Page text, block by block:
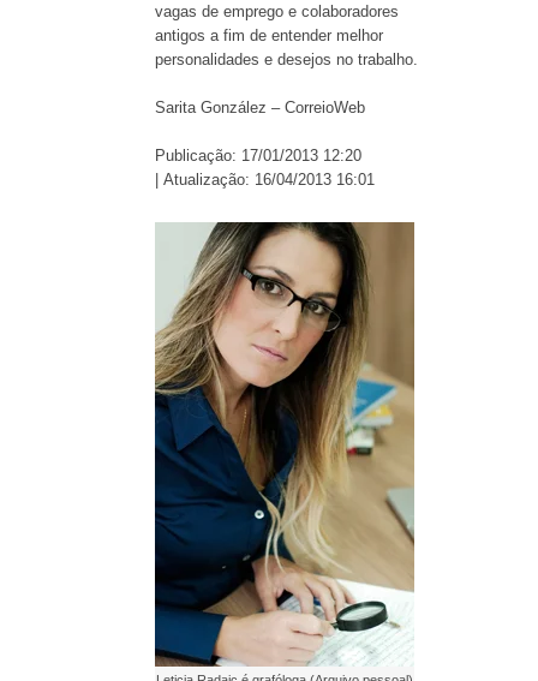
vagas de emprego e colaboradores
antigos a fim de entender melhor
personalidades e desejos no trabalho.
Sarita González – CorreioWeb
Publicação: 17/01/2013 12:20
| Atualização: 16/04/2013 16:01